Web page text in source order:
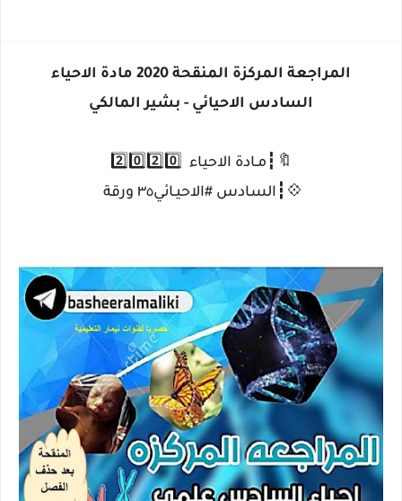
المراجعة المركزة المنقحة 2020 مادة الاحياء
السادس الاحيائي - بشير المالكي
🔖┇مـادة الاحياء 2️⃣0️⃣2️⃣0️⃣
💠┇السادس #الاحيـائي٣٥ ورقة